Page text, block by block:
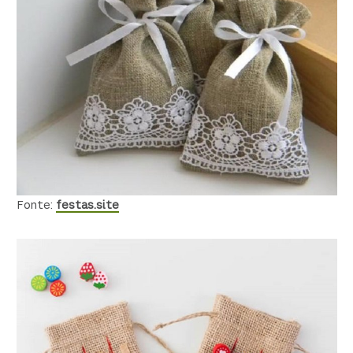
Fonte: festas.site